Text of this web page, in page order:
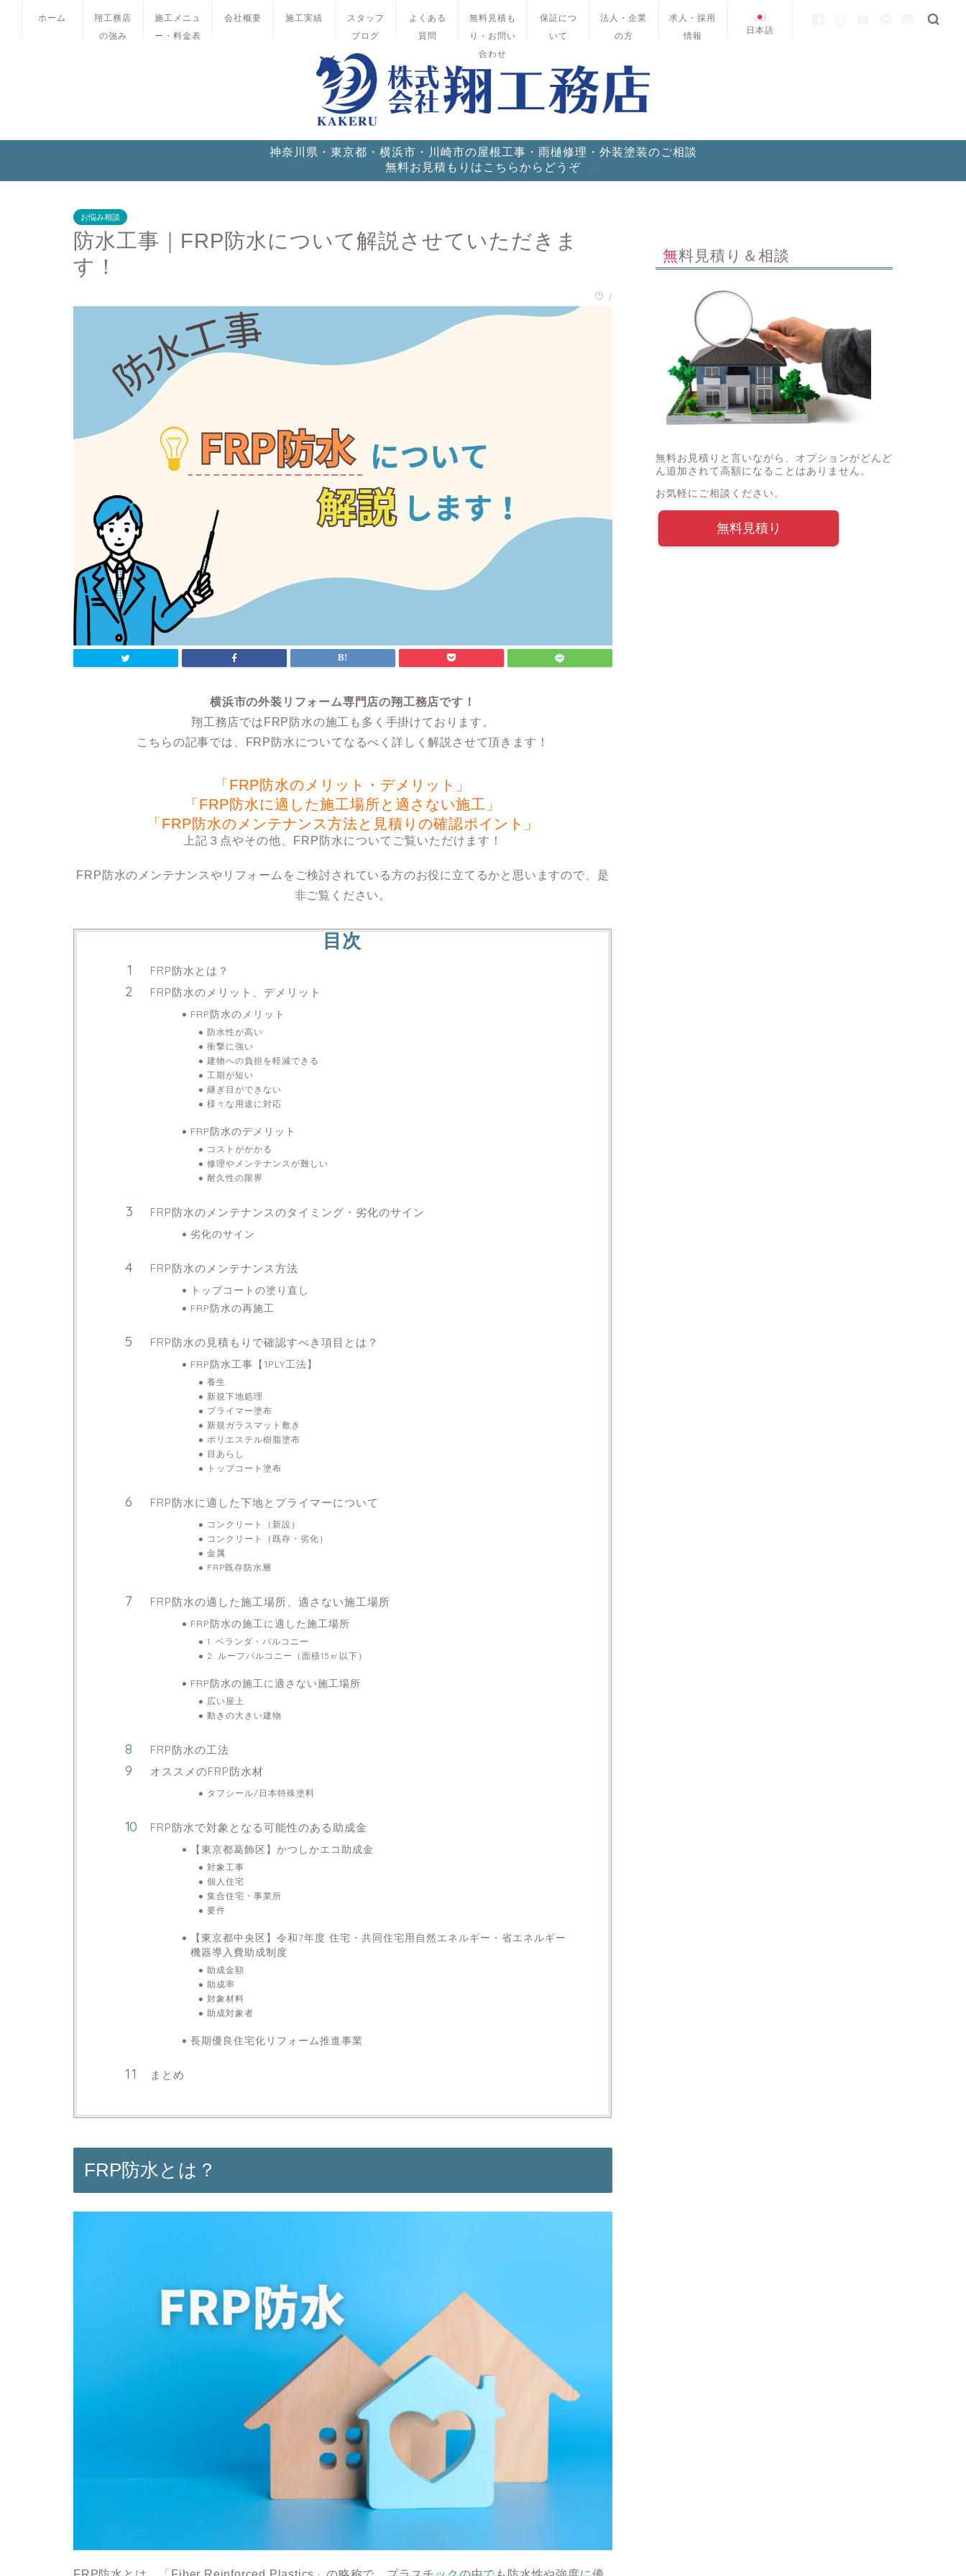
ホーム
翔工務店
の強み
施工メニュ
ー・料金表
会社概要 施工実績
スタッフ
ブログ
よくある
質問
無料見積も
り・お問い
合わせ
保証につ
いて
法人・企業
の方
求人・採用
情報
日本語
神奈川県・東京都・横浜市・川崎市の屋根工事・雨樋修理・外装塗装のご相談
無料お見積もりはこちらからどうぞ
お悩み相談
防水工事｜FRP防水について解説させていただきま
す！
/
横浜市の外装リフォーム専門店の翔工務店です！
翔工務店ではFRP防水の施工も多く手掛けております。
こちらの記事では、FRP防水についてなるべく詳しく解説させて頂きます！
「FRP防水のメリット・デメリット」
「FRP防水に適した施工場所と適さない施工」
「FRP防水のメンテナンス方法と見積りの確認ポイント」
上記３点やその他、FRP防水についてご覧いただけます！
FRP防水のメンテナンスやリフォームをご検討されている方のお役に立てるかと思いますので、是
非ご覧ください。
目次
FRP防水とは？
FRP防水のメリット、デメリット
FRP防水のメリット
防水性が高い
衝撃に強い
建物への負担を軽減できる
工期が短い
継ぎ目ができない
様々な用途に対応
FRP防水のデメリット
コストがかかる
修理やメンテナンスが難しい
耐久性の限界
FRP防水のメンテナンスのタイミング・劣化のサイン
劣化のサイン
FRP防水のメンテナンス方法
トップコートの塗り直し
FRP防水の再施工
FRP防水の見積もりで確認すべき項目とは？
FRP防水工事【1PLY工法】
養生
新規下地処理
プライマー塗布
新規ガラスマット敷き
ポリエステル樹脂塗布
目あらし
トップコート塗布
FRP防水に適した下地とプライマーについて
コンクリート（新設）
コンクリート（既存・劣化）
金属
FRP既存防水層
FRP防水の適した施工場所、適さない施工場所
FRP防水の施工に適した施工場所
1. ベランダ・バルコニー
2. ルーフバルコニー（面積15㎡以下）
FRP防水の施工に適さない施工場所
広い屋上
動きの大きい建物
FRP防水の工法
オススメのFRP防水材
タフシール/日本特殊塗料
FRP防水で対象となる可能性のある助成金
【東京都葛飾区】かつしかエコ助成金
対象工事
個人住宅
集合住宅・事業所
要件
【東京都中央区】令和7年度 住宅・共同住宅用自然エネルギー・省エネルギー
機器導入費助成制度
助成金額
助成率
対象材料
助成対象者
長期優良住宅化リフォーム推進事業
まとめ
FRP防水とは？
無料見積り＆相談
無料お見積りと言いながら、オプションがどんど
ん追加されて高額になることはありません。
お気軽にご相談ください。
無料見積り